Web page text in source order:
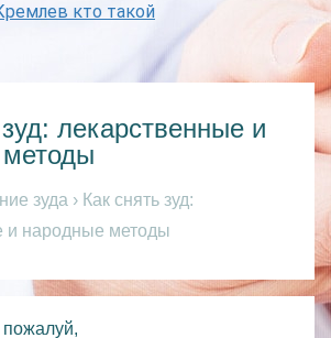
кто такой
лекарственные и
зуда › Как снять зуд:
и народные методы
пожалуй,